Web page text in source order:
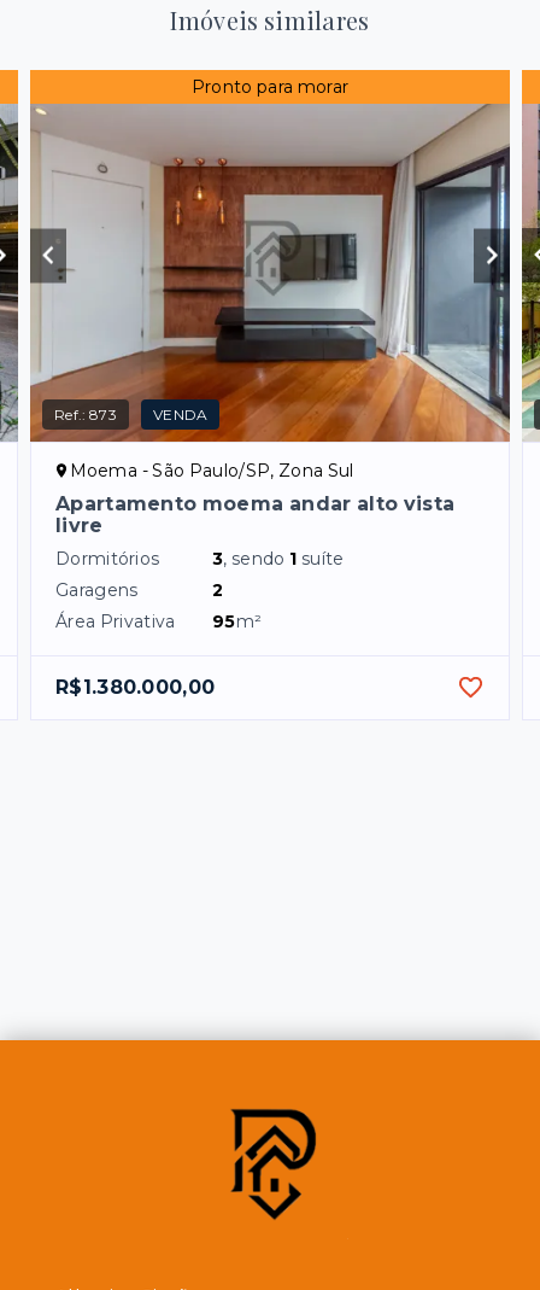
Imóveis similares
Pronto para morar
Ref.:873 VENDA
Moema - São Paulo/SP, Zona Sul
Apartamento moema andar alto vista
livre
Dormitórios 3, sendo 1 suíte
Garagens
2
Área Privativa
95m²
R$1.380.000,00